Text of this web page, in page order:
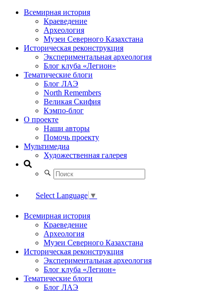
Всемирная история
Краеведение
Археология
Музеи Северного Казахстана
Историческая реконструкция
Экспериментальная археология
Блог клуба «Легион»
Тематические блоги
Блог ЛАЭ
North Remembers
Великая Скифия
Кэмпо-блог
О проекте
Наши авторы
Помочь проекту
Мультимедиа
Художественная галерея
Select Language ▼
Всемирная история
Краеведение
Археология
Музеи Северного Казахстана
Историческая реконструкция
Экспериментальная археология
Блог клуба «Легион»
Тематические блоги
Блог ЛАЭ